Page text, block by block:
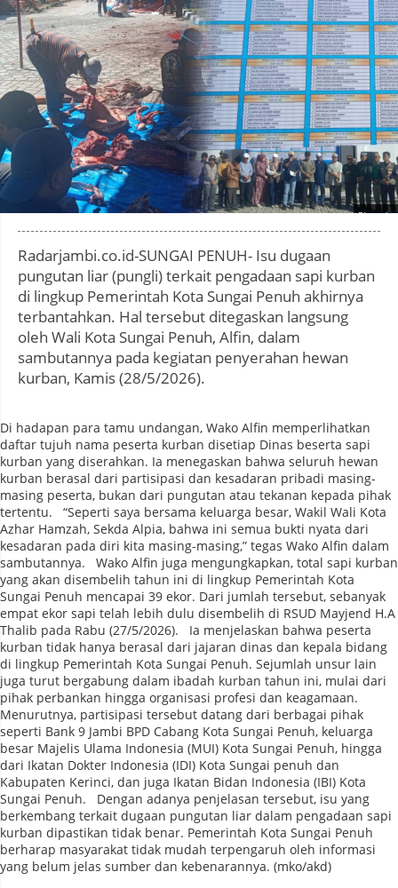
Photo by
Radarjambi.co.id-SUNGAI PENUH- Isu dugaan
pungutan liar (pungli) terkait pengadaan sapi kurban
di lingkup Pemerintah Kota Sungai Penuh akhirnya
terbantahkan. Hal tersebut ditegaskan langsung
oleh Wali Kota Sungai Penuh, Alfin, dalam
sambutannya pada kegiatan penyerahan hewan
kurban, Kamis (28/5/2026).
Di hadapan para tamu undangan, Wako Alfin memperlihatkan
daftar tujuh nama peserta kurban disetiap Dinas beserta sapi
kurban yang diserahkan. Ia menegaskan bahwa seluruh hewan
kurban berasal dari partisipasi dan kesadaran pribadi masing-
masing peserta, bukan dari pungutan atau tekanan kepada pihak
tertentu. “Seperti saya bersama keluarga besar, Wakil Wali Kota
Azhar Hamzah, Sekda Alpia, bahwa ini semua bukti nyata dari
kesadaran pada diri kita masing-masing,” tegas Wako Alfin dalam
sambutannya. Wako Alfin juga mengungkapkan, total sapi kurban
yang akan disembelih tahun ini di lingkup Pemerintah Kota
Sungai Penuh mencapai 39 ekor. Dari jumlah tersebut, sebanyak
empat ekor sapi telah lebih dulu disembelih di RSUD Mayjend H.A
Thalib pada Rabu (27/5/2026). Ia menjelaskan bahwa peserta
kurban tidak hanya berasal dari jajaran dinas dan kepala bidang
di lingkup Pemerintah Kota Sungai Penuh. Sejumlah unsur lain
juga turut bergabung dalam ibadah kurban tahun ini, mulai dari
pihak perbankan hingga organisasi profesi dan keagamaan.
Menurutnya, partisipasi tersebut datang dari berbagai pihak
seperti Bank 9 Jambi BPD Cabang Kota Sungai Penuh, keluarga
besar Majelis Ulama Indonesia (MUI) Kota Sungai Penuh, hingga
dari Ikatan Dokter Indonesia (IDI) Kota Sungai penuh dan
Kabupaten Kerinci, dan juga Ikatan Bidan Indonesia (IBI) Kota
Sungai Penuh. Dengan adanya penjelasan tersebut, isu yang
berkembang terkait dugaan pungutan liar dalam pengadaan sapi
kurban dipastikan tidak benar. Pemerintah Kota Sungai Penuh
berharap masyarakat tidak mudah terpengaruh oleh informasi
yang belum jelas sumber dan kebenarannya. (mko/akd)